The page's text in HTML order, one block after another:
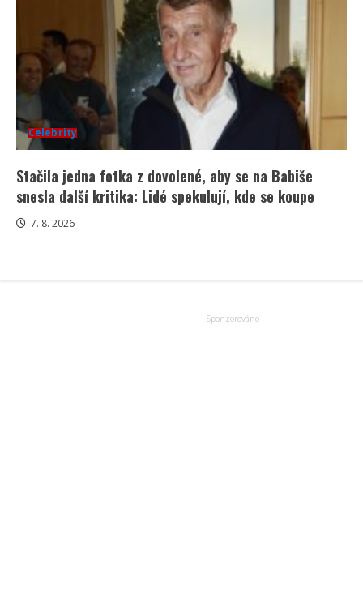
Celebrity
Stačila jedna fotka z dovolené, aby se na Babiše
snesla další kritika: Lidé spekulují, kde se koupe
7. 8. 2026